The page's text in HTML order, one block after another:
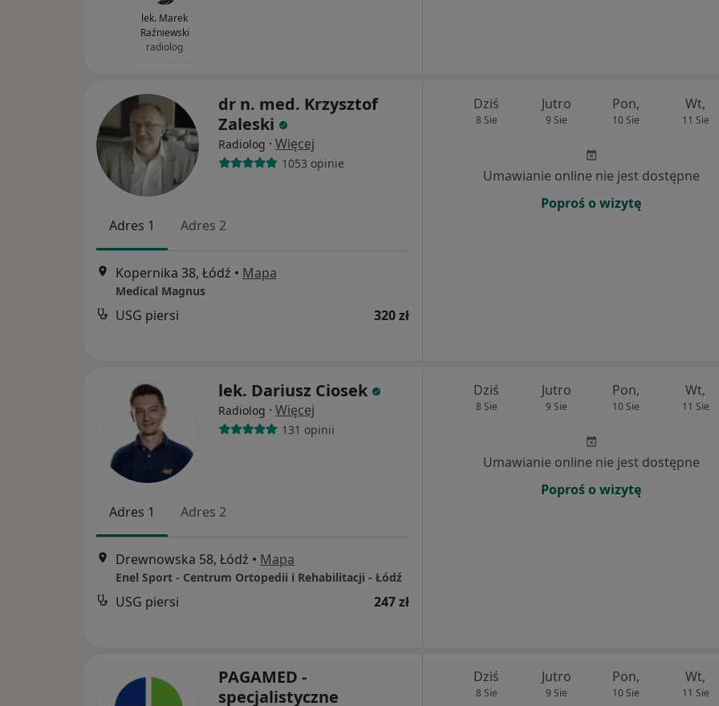
lek. Marek
Raźniewski
radiolog
dr n. med. Krzysztof
Zaleski
Radiolog · Więcej
1053 opinie
Adres 1 Adres 2
Kopernika 38, Łódź • Mapa
Medical Magnus
USG piersi 320 zł
Dziś
8 Sie
Jutro
9 Sie
Pon,
10 Sie
Wt,
11 Sie
Umawianie online nie jest dostępne
Poproś o wizytę
lek. Dariusz Ciosek
Radiolog · Więcej
131 opinii
Adres 1 Adres 2
Drewnowska 58, Łódź • Mapa
Enel Sport - Centrum Ortopedii i Rehabilitacji - Łódź
USG piersi 247 zł
Dziś
8 Sie
Jutro
9 Sie
Pon,
10 Sie
Wt,
11 Sie
Umawianie online nie jest dostępne
Poproś o wizytę
PAGAMED -
specjalistyczne
Dziś
8 Sie
Jutro
9 Sie
Pon,
10 Sie
Wt,
11 Sie